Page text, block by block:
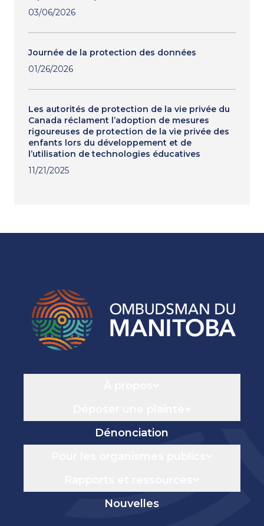
03/06/2026
Journée de la protection des données
01/26/2026
Les autorités de protection de la vie privée du
Canada réclament l’adoption de mesures
rigoureuses de protection de la vie privée des
enfants lors du développement et de
l’utilisation de technologies éducatives
11/21/2025
Dénonciation
Nouvelles